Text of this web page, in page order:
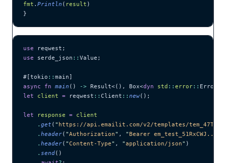
fmt . Println ( result )
}
use reqwest;
use serde_json :: Value;
#[tokio :: main]
async fn main () -> Result<(), Box<dyn std :: error::
let client = reqwest :: Client :: new();
let response = client
    .
get ( " https://api.emailit.com/v2/templates/
    .
header( "Authorization" , "Bearer
    .
header( "Content-Type" , "application/json" )
    .
send()